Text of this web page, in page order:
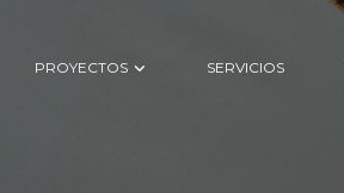
PROYECTOS SERVICIOS